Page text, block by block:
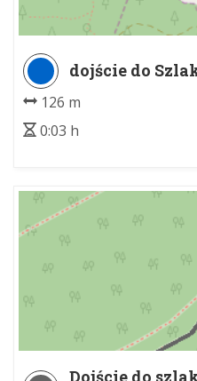
dojście do
Górnictwa
126 m
0:03 h